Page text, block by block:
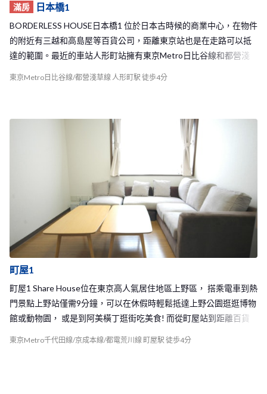
滿房 日本橋1
BORDERLESS HOUSE日本橋1 位於日本古時候的商業中心，在物件
的附近有三越和高島屋等百貨公司，距離東京站也是在走路可以抵
達的範圍。最近的車站人形町站擁有東京Metro日比谷線和都營淺
牆上放滿了大家在這裡開新生活的照片、充滿的大家在這間Share H
ouse各種回憶。 如此舒適的生活環境，加上優越的地理位置，絕對
能為你的東京生活帶來美好的開始！
東京Metro日比谷線/都營淺草線 人形町駅 徒歩4分
町屋1
町屋1 Share House位在東京高人氣居住地區上野區， 搭乘電車到熱
門景點上野站僅需9分鐘，可以在休假時輕鬆抵達上野公園逛逛博物
館或動物園， 或是到阿美橫丁逛街吃美食! 而從町屋站到距離百貨
東京Metro千代田線/京成本線/都電荒川線 町屋駅 徒歩4分